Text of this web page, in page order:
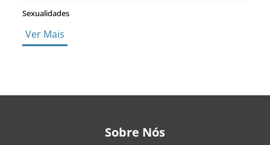
Sexualidades
Ver Mais
Sobre Nós